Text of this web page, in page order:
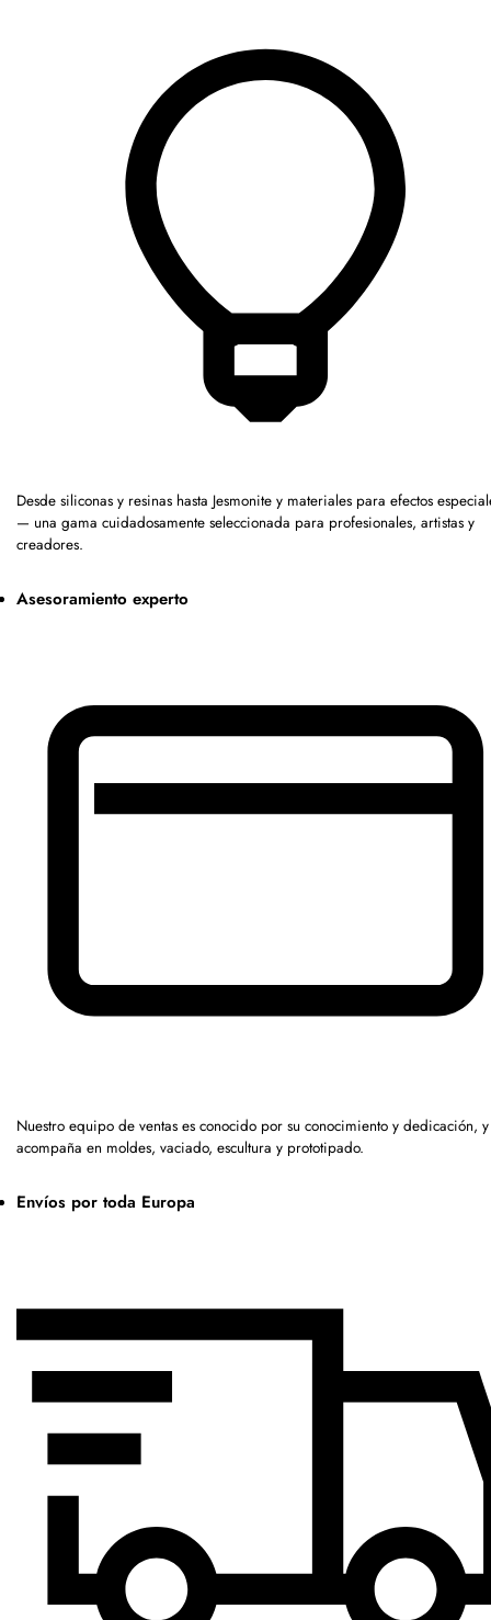
Desde siliconas y resinas hasta Jesmonite y materiales para efectos
— una gama cuidadosamente seleccionada para profesionales, artistas y
creadores.
Asesoramiento experto
Nuestro equipo de ventas es conocido por su conocimiento y dedicación,
acompaña en moldes, vaciado, escultura y prototipado.
Envíos por toda Europa